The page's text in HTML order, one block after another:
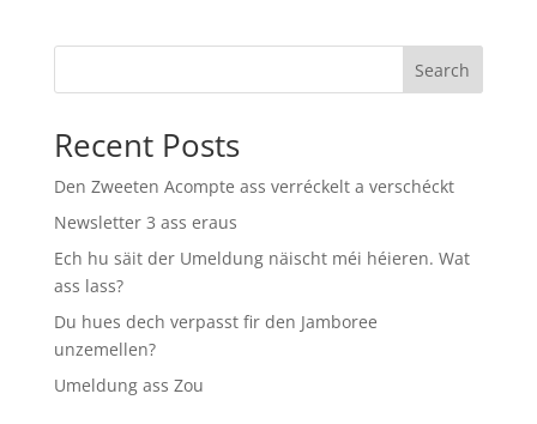
Search
Recent Posts
Den Zweeten Acompte ass verréckelt a verschéckt
Newsletter 3 ass eraus
Ech hu säit der Umeldung näischt méi héieren. Wat
ass lass?
Du hues dech verpasst fir den Jamboree
unzemellen?
Umeldung ass Zou